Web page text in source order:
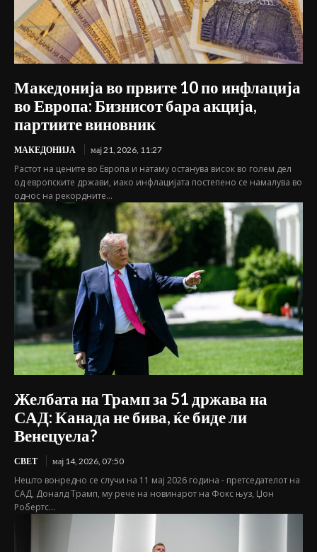
Македонија во првите 10 по инфлација
во Европа: Бизнисот бара акција,
партиите виновник
МАКЕДОНИЈА мај 21, 2026, 11:27
Растот на цените во Европа и натаму останува висок во голем дел
од европските држави, иако инфлацијата постепено се намалува во
однос на рекордните...
Желбата на Трамп за 51 држава на
САД: Канада не бива, ќе биде ли
Венецуела?
СВЕТ мај 14, 2026, 07:50
Нешто вонредно се случи на 11 мај 2026 година - претседателот на
САД, Доналд Трамп, му рече на новинарот на Фокс њуз, Џон
Робертс...